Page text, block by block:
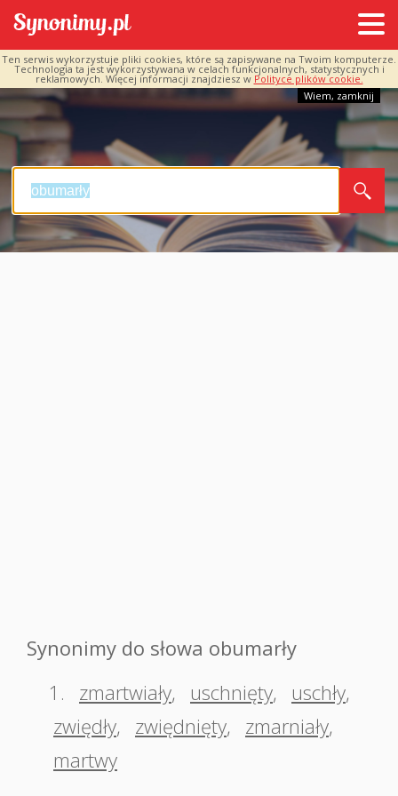
Ten serwis wykorzystuje pliki cookies, które są zapisywane na Twoim komputerze.
Technologia ta jest wykorzystywana w celach funkcjonalnych, statystycznych i
reklamowych. Więcej informacji znajdziesz w Polityce plików cookie.
Wiem, zamknij
Synonimy do słowa obumarły
1.
zmartwiały, uschnięty, uschły,
zwiędły, zwiędnięty, zmarniały,
martwy